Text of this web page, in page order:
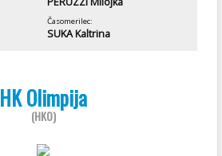
Časomerilec:
SUKA Kaltrina
HK Olimpija
(HKO)